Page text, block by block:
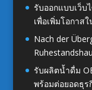
รับออกแบบเว็บ
เพื่อเพิ่มโอกาส
Nach der
รับผลิตน้ำดื่ม
พร้อมต่อยอดธุร